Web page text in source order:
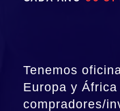
Tenemos
Europa y
compradores/